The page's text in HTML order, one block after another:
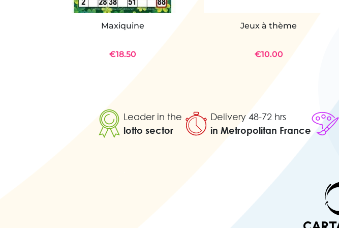
Maxiquine
€18.50
Jeux à thème
€10.00
Leader in the
lotto sector
Delivery 48-72 hrs
in Metropolitan France